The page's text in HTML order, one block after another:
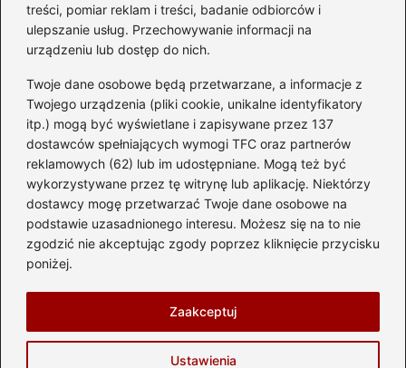
treści, pomiar reklam i treści, badanie odbiorców i
ulepszanie usług. Przechowywanie informacji na
urządzeniu lub dostęp do nich.
Twoje dane osobowe będą przetwarzane, a informacje z
Twojego urządzenia (pliki cookie, unikalne identyfikatory
itp.) mogą być wyświetlane i zapisywane przez 137
dostawców spełniających wymogi TFC oraz partnerów
reklamowych (62) lub im udostępniane. Mogą też być
wykorzystywane przez tę witrynę lub aplikację. Niektórzy
dostawcy mogę przetwarzać Twoje dane osobowe na
podstawie uzasadnionego interesu. Możesz się na to nie
zgodzić nie akceptując zgody poprzez kliknięcie przycisku
poniżej.
Ustawienia
Zaakceptuj
Kategorie
Akumulator(74)
Benzyna i Diesel(87)
Motocykle(49)
Opony(81)
Prawo jazdy(77)
Samochody(237)
Silnik(83)
Prywatność Zasady użytkowania